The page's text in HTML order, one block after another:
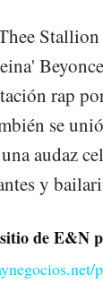
rap
se
una audaz
y
de E&N